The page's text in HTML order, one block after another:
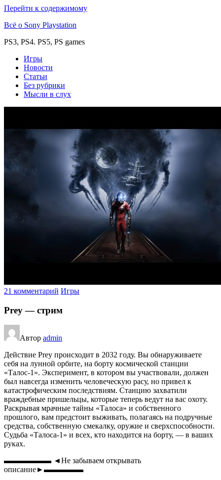
Перейти к содержимому
Всё о Sony Playstation
PS3, PS4. PS5, PS games
Игры
Новости
Статьи
Без рубрики
Мысли в слух
21 комментарий Игры
Prey — стрим
Автор admin
Действие Prey происходит в 2032 году. Вы обнаруживаете
себя на лунной орбите, на борту космической станции
«Талос-1». Эксперимент, в котором вы участвовали, должен
был навсегда изменить человеческую расу, но привел к
катастрофическим последствиям. Станцию захватили
враждебные пришельцы, которые теперь ведут на вас охоту.
Раскрывая мрачные тайны «Талоса» и собственного
прошлого, вам предстоит выживать, полагаясь на подручные
средства, собственную смекалку, оружие и сверхспособности.
Судьба «Талоса-1» и всех, кто находится на борту, — в ваших
руках.
▬▬▬▬▬▬ ◄Не забываем открывать
описание►▬▬▬▬▬